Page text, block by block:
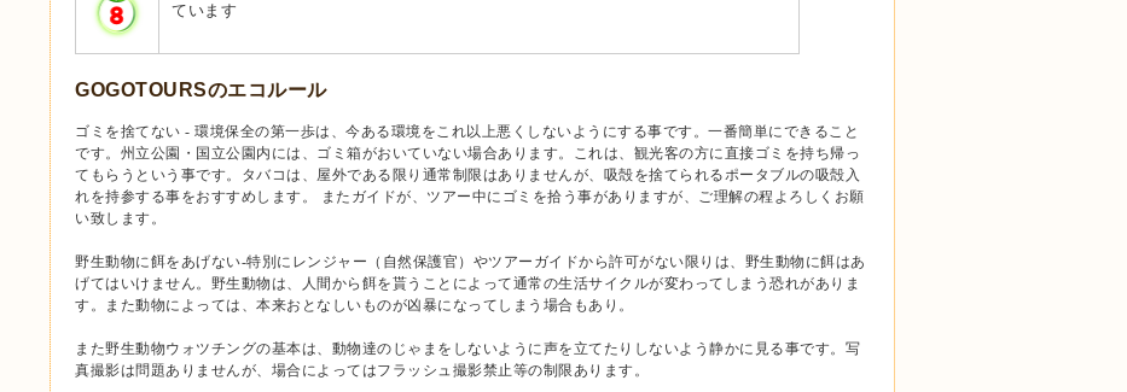
ています
GOGOTOURSのエコルール
ゴミを捨てない - 環境保全の第一歩は、今ある環境をこれ以上悪くしないようにする事です。一番簡単にできること
です。州立公園・国立公園内には、ゴミ箱がおいていない場合あります。これは、観光客の方に直接ゴミを持ち帰っ
てもらうという事です。タバコは、屋外である限り通常制限はありませんが、吸殻を捨てられるポータブルの吸殻入
れを持参する事をおすすめします。 またガイドが、ツアー中にゴミを拾う事がありますが、ご理解の程よろしくお願
い致します。
野生動物に餌をあげない-特別にレンジャー（自然保護官）やツアーガイドから許可がない限りは、野生動物に餌はあ
げてはいけません。野生動物は、人間から餌を貰うことによって通常の生活サイクルが変わってしまう恐れがありま
す。また動物によっては、本来おとなしいものが凶暴になってしまう場合もあり。
また野生動物ウォツチングの基本は、動物達のじゃまをしないように声を立てたりしないよう静かに見る事です。写
真撮影は問題ありませんが、場合によってはフラッシュ撮影禁止等の制限あります。